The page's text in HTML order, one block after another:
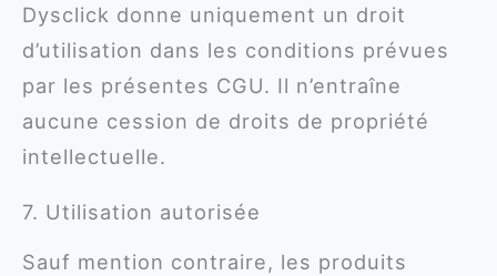
Dysclick donne uniquement un droit
d’utilisation dans les conditions prévues
par les présentes CGU. Il n’entraîne
aucune cession de droits de propriété
intellectuelle.
7. Utilisation autorisée
Sauf mention contraire, les produits